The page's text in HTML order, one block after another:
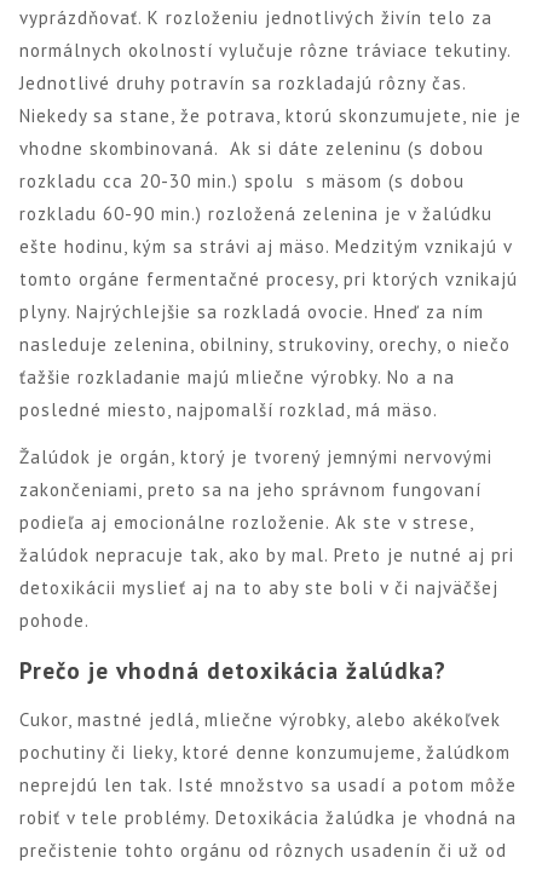
vyprázdňovať. K rozloženiu jednotlivých živín telo za
normálnych okolností vylučuje rôzne tráviace tekutiny.
Jednotlivé druhy potravín sa rozkladajú rôzny čas.
Niekedy sa stane, že potrava, ktorú skonzumujete, nie je
vhodne skombinovaná. Ak si dáte zeleninu (s dobou
rozkladu cca 20-30 min.) spolu s mäsom (s dobou
rozkladu 60-90 min.) rozložená zelenina je v žalúdku
ešte hodinu, kým sa strávi aj mäso. Medzitým vznikajú v
tomto orgáne fermentačné procesy, pri ktorých vznikajú
plyny. Najrýchlejšie sa rozkladá ovocie. Hneď za ním
nasleduje zelenina, obilniny, strukoviny, orechy, o niečo
ťažšie rozkladanie majú mliečne výrobky. No a na
posledné miesto, najpomalší rozklad, má mäso.
Žalúdok je orgán, ktorý je tvorený jemnými nervovými
zakončeniami, preto sa na jeho správnom fungovaní
podieľa aj emocionálne rozloženie. Ak ste v strese,
žalúdok nepracuje tak, ako by mal. Preto je nutné aj pri
detoxikácii myslieť aj na to aby ste boli v či najväčšej
pohode.
Prečo je vhodná detoxikácia žalúdka?
Cukor, mastné jedlá, mliečne výrobky, alebo akékoľvek
pochutiny či lieky, ktoré denne konzumujeme, žalúdkom
neprejdú len tak. Isté množstvo sa usadí a potom môže
robiť v tele problémy. Detoxikácia žalúdka je vhodná na
prečistenie tohto orgánu od rôznych usadenín či už od